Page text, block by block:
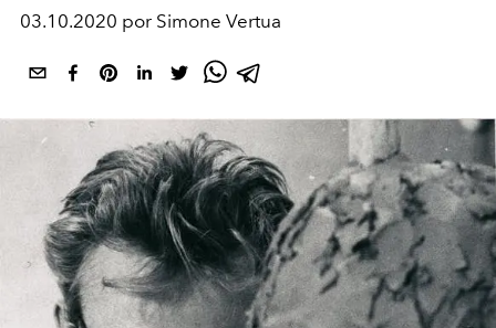
03.10.2020 por Simone Vertua